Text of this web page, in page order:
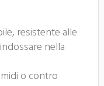
resistente alle
nella
o contro